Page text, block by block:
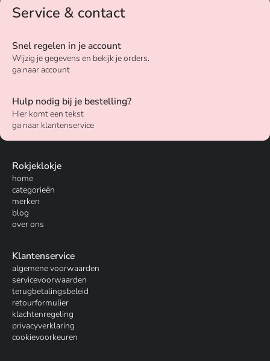
Service & contact
Snel regelen in je account
Wijzig je gegevens en bekijk je orders.
ga naar account
Hulp nodig bij je bestelling?
Hier komt een tekst
ga naar klantenservice
Rokjeklokje
home
categorieën
merken
blog
over ons
Klantenservice
algemene voorwaarden
servicevoorwaarden
terugbetalingsbeleid
retourformulier
klachtenregeling
privacyverklaring
cookievoorkeuren